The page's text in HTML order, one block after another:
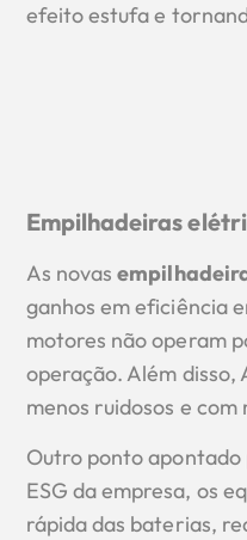
efeito estufa e
Empilhadeiras
As novas
ganhos em eficiência
motores não operam
operação. Além disso,
menos ruidosos e
Outro ponto apontado
ESG da empresa, os
rápida das baterias,